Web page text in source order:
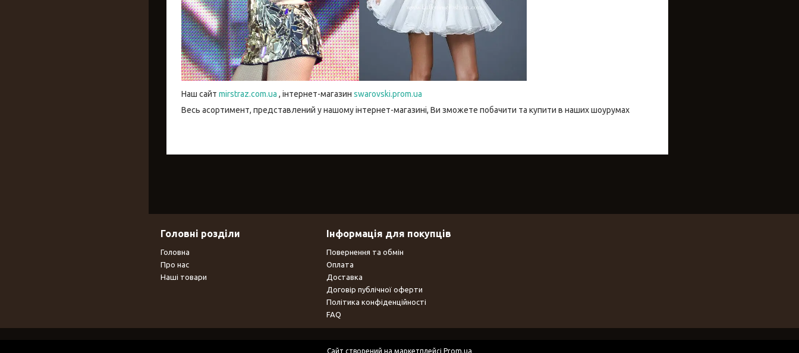
Наш сайт mirstraz.com.ua , інтернет-магазин swarovski.prom.ua
Весь асортимент, представлений у нашому інтернет-магазині, Ви зможете побачити та купити в наших шоурумах
Головні розділи
Головна
Про нас
Наші товари
Інформація для покупців
Повернення та обмін
Оплата
Доставка
Договір публічної оферти
Політика конфіденційності
FAQ
Сайт створений на маркетплейсі Prom.ua